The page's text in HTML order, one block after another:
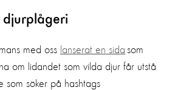
djurplågeri
med oss lanserat en sida som
om lidandet som vilda djur får utstå
som söker på hashtags